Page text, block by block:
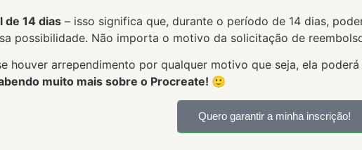
de 14 dias – isso significa que, durante o período de 14 dias,
possibilidade. Não importa o motivo da solicitação de
houver arrependimento por qualquer motivo que seja, ela
muito mais sobre o Procreate! 🙂
Quero garantir a minha inscrição!